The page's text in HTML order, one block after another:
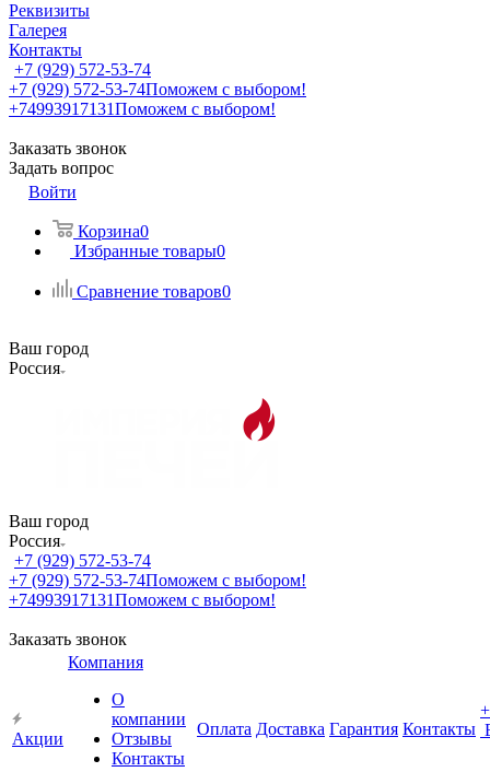
Реквизиты
Галерея
Контакты
+7 (929) 572-53-74
+7 (929) 572-53-74Поможем с выбором!
+74993917131Поможем с выбором!
Заказать звонок
Задать вопрос
Войти
Корзина0
Избранные товары0
Сравнение товаров0
Ваш город
Россия
Ваш город
Россия
+7 (929) 572-53-74
+7 (929) 572-53-74Поможем с выбором!
+74993917131Поможем с выбором!
Заказать звонок
Акции
Компания
О
компании
Отзывы
Контакты
Оплата Доставка Гарантия Контакты
+